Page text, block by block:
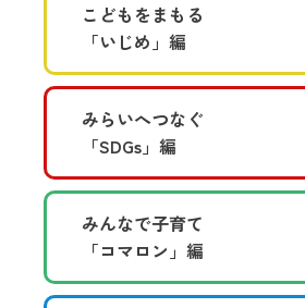
こどもをまもる
「いじめ」編
みらいへつなぐ
「SDGs」編
みんなで子育て
「コマロン」編